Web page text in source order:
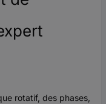
rotatif, des phases,